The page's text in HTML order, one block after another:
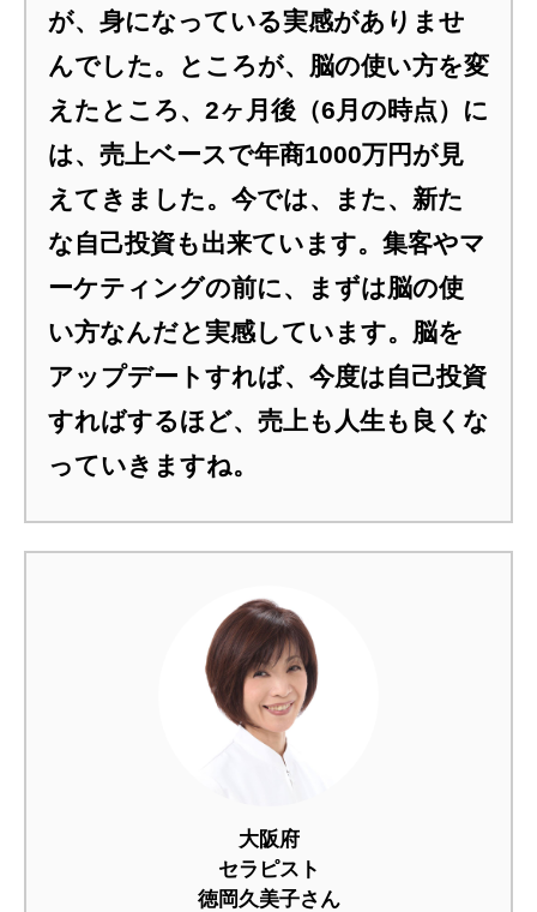
が、身になっている実感がありませ
んでした。ところが、脳の使い方を変
えたところ、2ヶ月後（6月の時点）に
は、売上ベースで年商1000万円が見
えてきました。今では、また、新た
な自己投資も出来ています。集客やマ
ーケティングの前に、まずは脳の使
い方なんだと実感しています。脳を
アップデートすれば、今度は自己投資
すればするほど、売上も人生も良くな
っていきますね。
大阪府
セラピスト
徳岡久美子さん